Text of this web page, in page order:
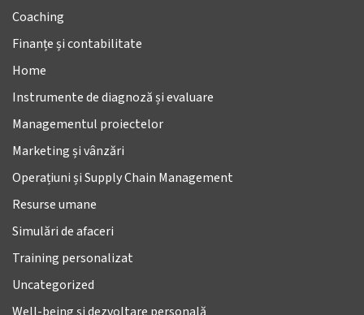
Coaching
Finanțe și contabilitate
Home
Instrumente de diagnoză și evaluare
Managementul proiectelor
Marketing și vânzări
Operațiuni și Supply Chain Management
Resurse umane
Simulări de afaceri
Training personalizat
Uncategorized